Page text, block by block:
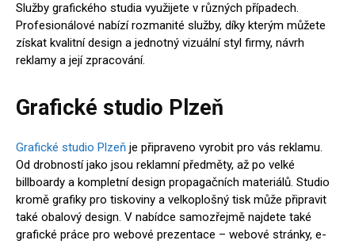
Služby grafického studia využijete v různých případech.
Profesionálové nabízí rozmanité služby, díky kterým můžete
získat kvalitní design a jednotný vizuální styl firmy, návrh
reklamy a její zpracování.
Grafické studio Plzeň
Grafické studio Plzeň je připraveno vyrobit pro vás reklamu.
Od drobností jako jsou reklamní předměty, až po velké
billboardy a kompletní design propagačních materiálů. Studio
kromě grafiky pro tiskoviny a velkoplošný tisk může připravit
také obalový design. V nabídce samozřejmě najdete také
grafické práce pro webové prezentace – webové stránky, e-